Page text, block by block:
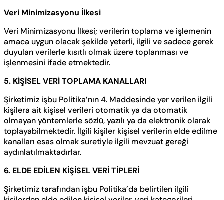
Veri Minimizasyonu İlkesi
Veri Minimizasyonu İlkesi; verilerin toplama ve işlemenin
amaca uygun olacak şekilde yeterli, ilgili ve sadece gerek
duyulan verilerle kısıtlı olmak üzere toplanması ve
işlenmesini ifade etmektedir.
5. KİŞİSEL VERİ TOPLAMA KANALLARI
Şirketimiz işbu Politika’nın 4. Maddesinde yer verilen ilgili
kişilera ait kişisel verileri otomatik ya da otomatik
olmayan yöntemlerle sözlü, yazılı ya da elektronik olarak
toplayabilmektedir. İlgili kişiler kişisel verilerin elde edilme
kanalları esas olmak suretiyle ilgili mevzuat gereği
aydınlatılmaktadırlar.
6. ELDE EDİLEN KİŞİSEL VERİ TİPLERİ
Şirketimiz tarafından işbu Politika’da belirtilen ilgili